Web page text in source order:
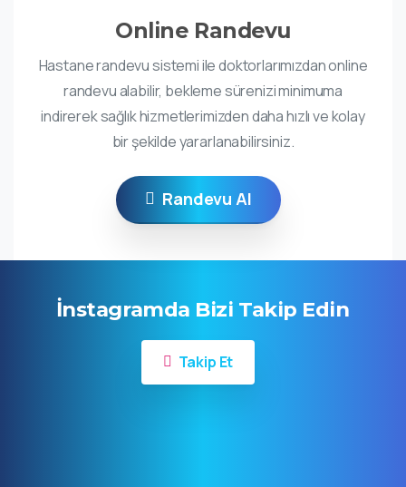
Online Randevu
Hastane randevu sistemi ile doktorlarımızdan online
randevu alabilir, bekleme sürenizi minimuma
indirerek sağlık hizmetlerimizden daha hızlı ve kolay
bir şekilde yararlanabilirsiniz.
Randevu Al
İnstagramda Bizi Takip Edin
Takip Et